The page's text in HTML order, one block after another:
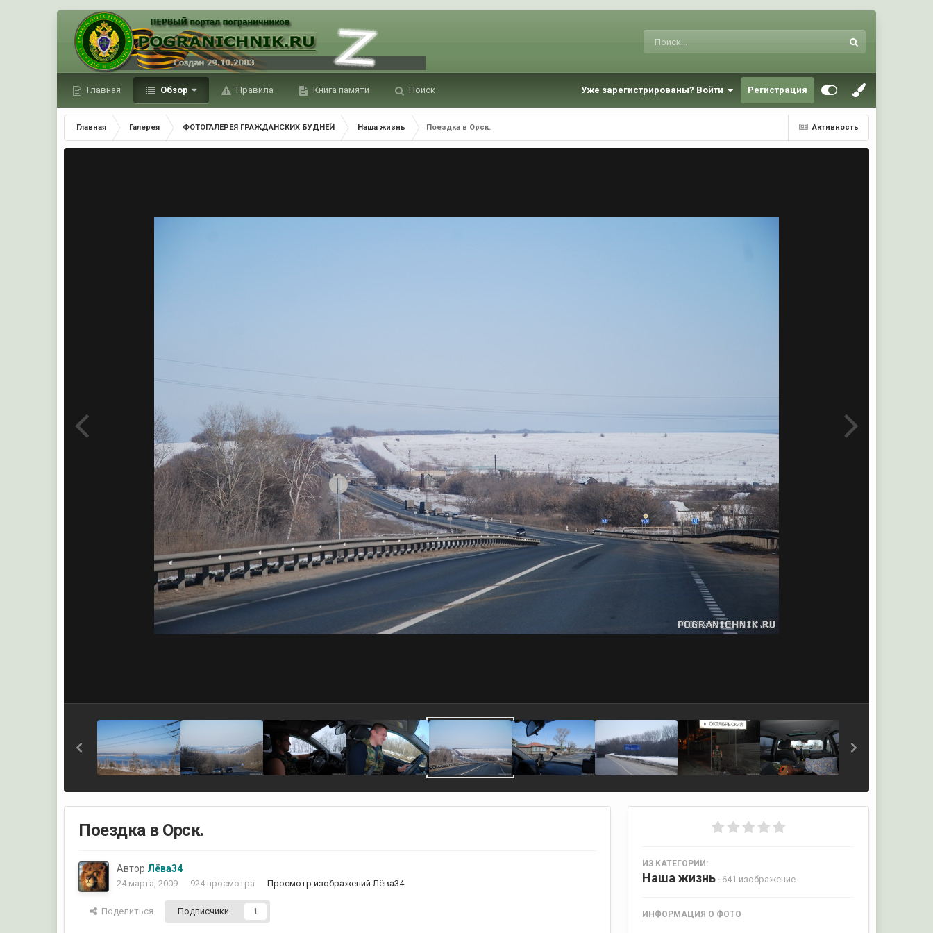
Главная Обзор Правила Книга памяти Поиск Уже зарегистрированы? Войти Регистрация
Активность
Главная Галерея ФОТОГАЛЕРЕЯ ГРАЖДАНСКИХ БУДНЕЙ Наша жизнь Поездка в Орск.
Поездка в Орск.
Автор Лёва34
24 марта, 2009 924 просмотра Просмотр изображений Лёва34
Поделиться Подписчики 1
ИЗ КАТЕГОРИИ:
Наша жизнь · 641 изображение
ИНФОРМАЦИЯ О ФОТО